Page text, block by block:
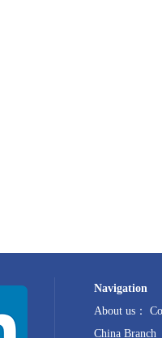
Navigation
About us：
China Branch